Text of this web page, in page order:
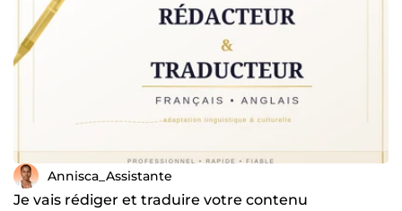
de mes priorités Que vous soyez entrepreneur, coach,
blogueur, restaurateur ou particulier, je suis là pour vous
aider à concrétiser vos projets avec efficacité. 📩 N’hésitez
pas à me contacter pour discuter de vos besoins. Je serai
ravie de collaborer avec vous !
Annisca_Assistante
Je vais rédiger et traduire votre contenu